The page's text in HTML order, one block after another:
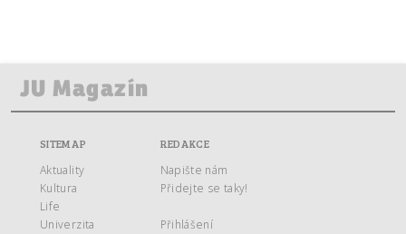
SITEMAP
Aktuality
Kultura
Life
Univerzita
REDAKCE
Napište nám
Přidejte se taky!
Přihlášení